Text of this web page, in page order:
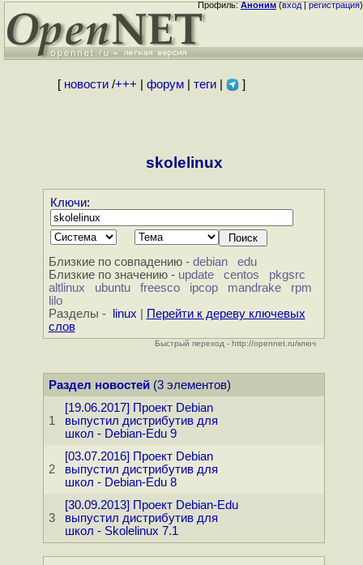
Профиль:Аноним(вход|регистрация)
[ новости/+++ форум| теги| ]
skolelinux
Ключи:
Близкие по совпадению - debian
edu
Близкие по значению - update centos
pkgsrc
altlinux
ubuntu freesco ipcop mandrake
rpm
lilo
Разделы -
linux
Перейти к дереву ключевых
слов
Быстрый переход - http://opennet.ru/ключ
Раздел новостей(3 элементов)
1
[19.06.2017] Проект Debian
выпустил дистрибутив для
школ - Debian-Edu 9
2
[03.07.2016] Проект Debian
выпустил дистрибутив для
школ - Debian-Edu 8
3
[30.09.2013] Проект Debian-Edu
выпустил дистрибутив для
школ - Skolelinux 7.1